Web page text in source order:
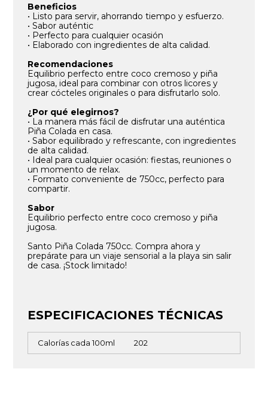
Beneficios
• Listo para servir, ahorrando tiempo y esfuerzo.
• Sabor auténtic
• Perfecto para cualquier ocasión
• Elaborado con ingredientes de alta calidad.
Recomendaciones
Equilibrio perfecto entre coco cremoso y piña
jugosa, ideal para combinar con otros licores y
crear cócteles originales o para disfrutarlo solo.
¿Por qué elegirnos?
• La manera más fácil de disfrutar una auténtica
Piña Colada en casa.
• Sabor equilibrado y refrescante, con ingredientes
de alta calidad.
• Ideal para cualquier ocasión: fiestas, reuniones o
un momento de relax.
• Formato conveniente de 750cc, perfecto para
compartir.
Sabor
Equilibrio perfecto entre coco cremoso y piña
jugosa.
Santo Piña Colada 750cc. Compra ahora y
prepárate para un viaje sensorial a la playa sin salir
de casa. ¡Stock limitado!
ESPECIFICACIONES TÉCNICAS
Calorías cada 100ml 202